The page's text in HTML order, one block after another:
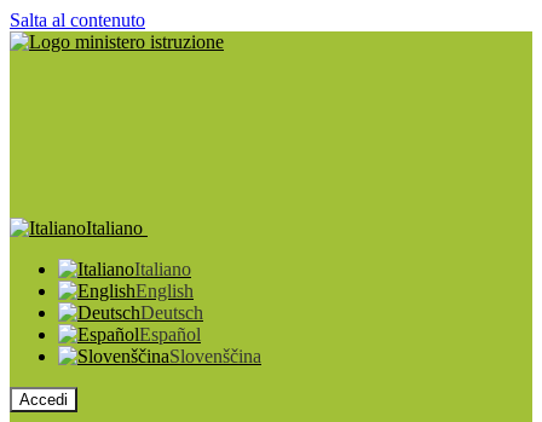
Salta al contenuto
Italiano
Italiano
English
Deutsch
Español
Slovenščina
Accedi